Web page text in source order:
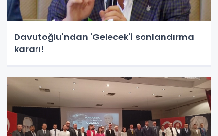
Davutoğlu'ndan 'Gelecek'i sonlandırma
kararı!